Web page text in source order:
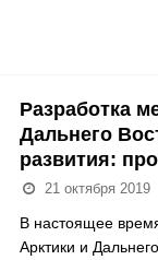
Разработка
Дальнего
развития:
21 октября 2019
В настоящее
Арктики и